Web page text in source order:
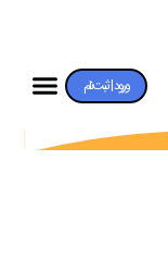
ورود | ثبت‌نام